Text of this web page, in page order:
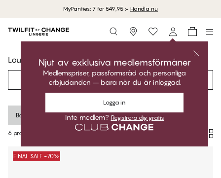
MyPanties: 7 for 549,95 :- Handla nu
Storefinder
Njut av exklusiva medlemsförmåner
Medlemspriser, passformsråd och personliga
erbjudanden – bara när du är inloggad.
Logga in
Inte medlem? Registrera dig gratis
Loungewear
Filter Rekommenderad
Bomull Rensa alla
6 produkter
Produkter
FINAL SALE -70%